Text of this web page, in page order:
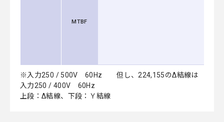
MTBF
※入力250 / 500V 60Hz 但し、224,155のΔ結線は
入力250 / 400V 60Hz
上段：Δ結線、下段：Ｙ結線